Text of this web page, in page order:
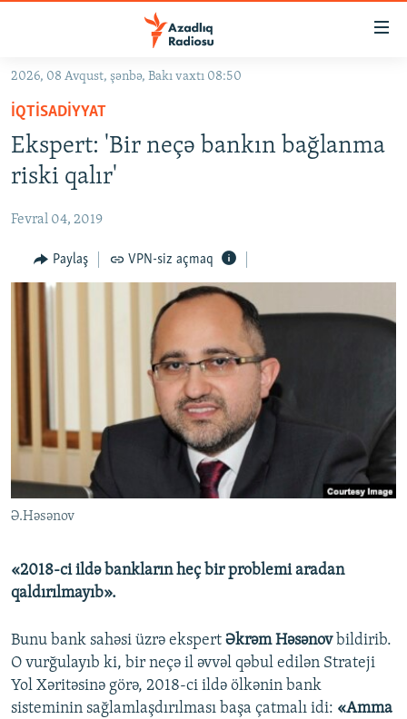
Əsas
qayıt
Əsas
naviqasiyaya
qayıt
Axtarışa
GÜNDƏM
#İZAHLA
KORRUPSIOMETR
#ƏSLINDƏ
FƏRQƏ BAX
QANUNI DOĞRU
ARAŞDIRMA
MULTIMEDIA
KARIKATURA
AZƏRBAYCAN ƏDƏBIYYATI KITABXANASI
İSLAM VƏ DEMOKRATIYA
İZ - MƏDƏNIYYƏT PROQRAMI
PEŞƏ ETIKASI VƏ JURNALISTIKA STANDARTLARIMIZ
MATERIALLARIMIZDAN ISTIFADƏ
AZADLIQRADIOSU MOBIL TELEFONUNUZDA
XƏBƏR BÜLLETENLƏRIMIZ
BIZI IZLƏ
RFE/RL-in bütün saytları
2026, 08 Avqust, şənbə, Bakı vaxtı 08:50
İQTISADIYYAT
Ekspert: 'Bir neçə bankın bağlanma
riski qalır'
Fevral 04, 2019
Paylaş VPN-siz açmaq
Ə.Həsənov
«2018-ci ildə bankların heç bir problemi aradan
qaldırılmayıb».
Bunu bank sahəsi üzrə ekspert Əkrəm Həsənovbildirib.
O vurğulayıb ki, bir neçə il əvvəl qəbul edilən Strateji
Yol Xəritəsinə görə, 2018-ci ildə ölkənin bank
sisteminin sağlamlaşdırılması başa çatmalı idi: «Amma